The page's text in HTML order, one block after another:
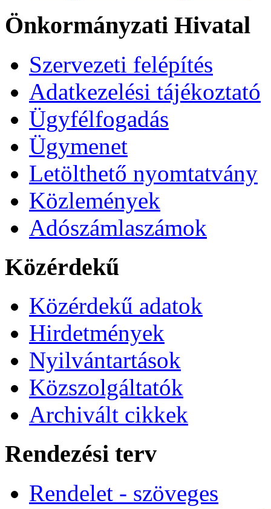
Önkormányzati Hivatal
Szervezeti felépítés
Adatkezelési tájékoztató
Ügyfélfogadás
Ügymenet
Letölthető nyomtatvány
Közlemények
Adószámlaszámok
Közérdekű
Közérdekű adatok
Hirdetmények
Nyilvántartások
Közszolgáltatók
Archivált cikkek
Rendezési terv
Rendelet - szöveges